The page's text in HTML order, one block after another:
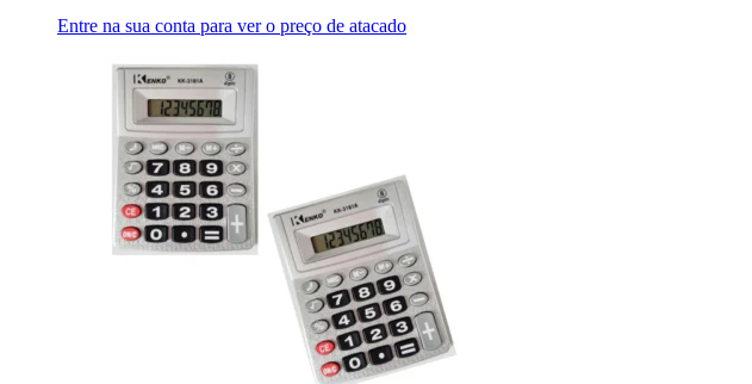
Entre na sua conta para ver o preço de atacado